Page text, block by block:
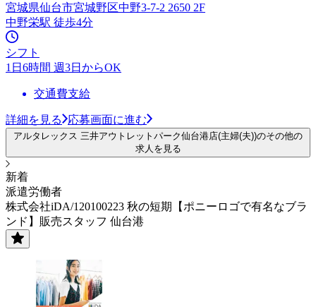
宮城県仙台市宮城野区中野3-7-2 2650 2F
中野栄駅 徒歩4分
シフト
1日6時間 週3日からOK
交通費支給
詳細を見る 応募画面に進む
アルタレックス 三井アウトレットパーク仙台港店(主婦(夫))のその他の
求人を見る
新着
派遣労働者
株式会社iDA/120100223 秋の短期【ポニーロゴで有名なブラ
ンド】販売スタッフ 仙台港